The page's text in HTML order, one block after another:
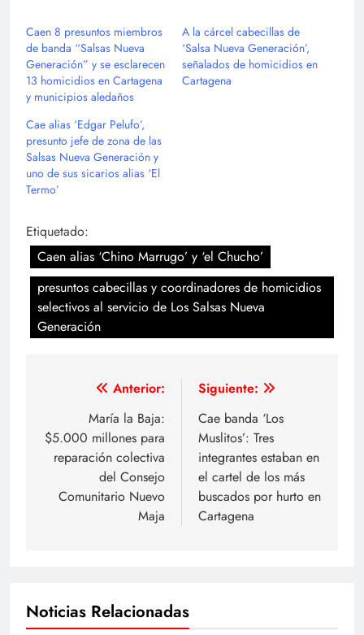
Caen 8 presuntos miembros
de banda “Salsas Nueva
Generación” y se esclarecen
13 homicidios en Cartagena
y municipios aledaños
A la cárcel cabecillas de
‘Salsa Nueva Generación’,
señalados de homicidios en
Cartagena
Cae alias ‘Edgar Pelufo’,
presunto jefe de zona de las
Salsas Nueva Generación y
uno de sus sicarios alias ‘El
Termo’
Etiquetado:
Caen alias ‘Chino Marrugo’ y ‘el Chucho’
presuntos cabecillas y coordinadores de homicidios
selectivos al servicio de Los Salsas Nueva
Generación
Navegación
entradas
Anterior:
María la Baja:
$5.000 millones para
reparación colectiva
del Consejo
Comunitario Nuevo
Maja
Siguiente:
Cae banda ‘Los
Muslitos’: Tres
integrantes estaban en
el cartel de los más
buscados por hurto en
Cartagena
Noticias Relacionadas